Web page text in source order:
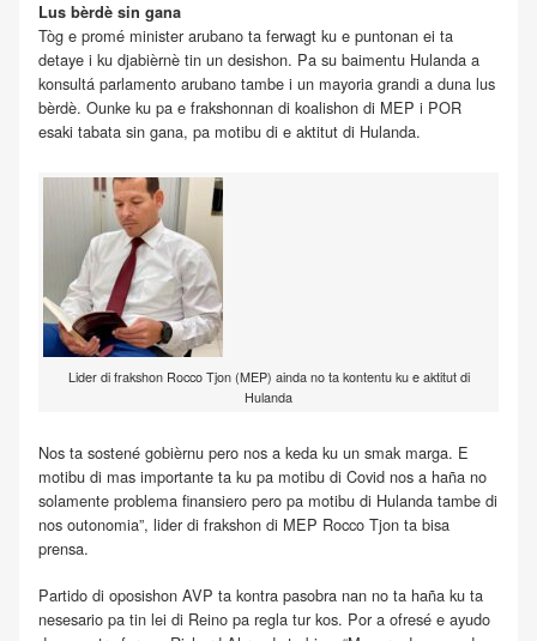
Lus bèrdè sin gana
Tòg e promé minister arubano ta ferwagt ku e puntonan ei ta
detaye i ku djabièrnè tin un desishon. Pa su baimentu Hulanda a
konsultá parlamento arubano tambe i un mayoria grandi a duna lus
bèrdè. Ounke ku pa e frakshonnan di koalishon di MEP i POR
esaki tabata sin gana, pa motibu di e aktitut di Hulanda.
Lider di frakshon Rocco Tjon (MEP) ainda no ta kontentu ku e aktitut di
Hulanda
Nos ta sostené gobièrnu pero nos a keda ku un smak marga. E
motibu di mas importante ta ku pa motibu di Covid nos a haña no
solamente problema finansiero pero pa motibu di Hulanda tambe di
nos outonomia”, lider di frakshon di MEP Rocco Tjon ta bisa
prensa.
Partido di oposishon AVP ta kontra pasobra nan no ta haña ku ta
nesesario pa tin lei di Reino pa regla tur kos. Por a ofresé e ayudo